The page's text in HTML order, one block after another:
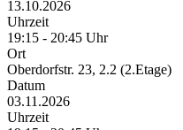
13.10.2026
Uhrzeit
19:15 - 20:45 Uhr
Ort
Oberdorfstr. 23, 2.2 (2.Etage)
Datum
03.11.2026
Uhrzeit